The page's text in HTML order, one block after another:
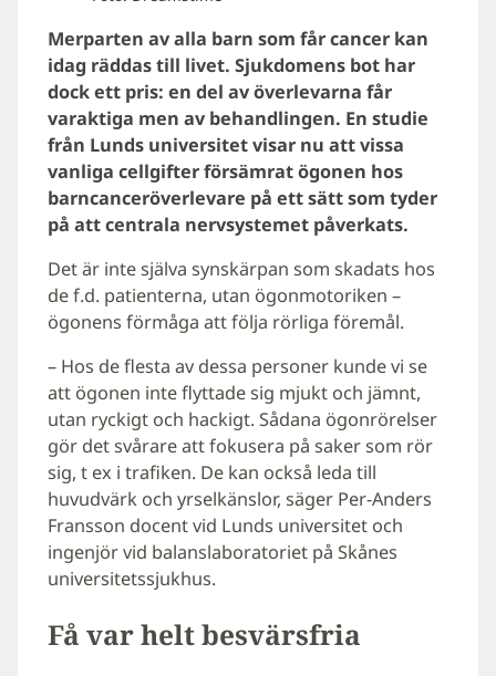
Merparten av alla barn som får cancer kan
idag räddas till livet. Sjukdomens bot har
dock ett pris: en del av överlevarna får
varaktiga men av behandlingen. En studie
från Lunds universitet visar nu att vissa
vanliga cellgifter försämrat ögonen hos
barncanceröverlevare på ett sätt som tyder
på att centrala nervsystemet påverkats.
Det är inte själva synskärpan som skadats hos
de f.d. patienterna, utan ögonmotoriken –
ögonens förmåga att följa rörliga föremål.
– Hos de flesta av dessa personer kunde vi se
att ögonen inte flyttade sig mjukt och jämnt,
utan ryckigt och hackigt. Sådana ögonrörelser
gör det svårare att fokusera på saker som rör
sig, t ex i trafiken. De kan också leda till
huvudvärk och yrselkänslor, säger Per-Anders
Fransson docent vid Lunds universitet och
ingenjör vid balanslaboratoriet på Skånes
universitetssjukhus.
Få var helt besvärsfria